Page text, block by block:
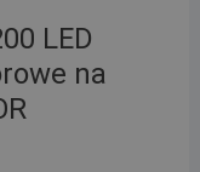
LED
na